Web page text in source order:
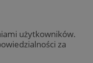
użytkowników.
za